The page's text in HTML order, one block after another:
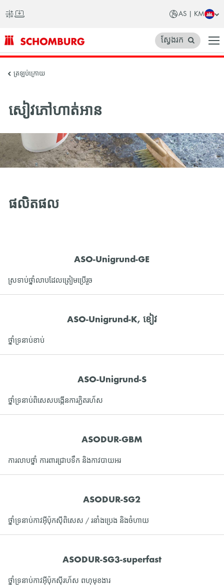
AS | KM
SCHOMBURG
អាស៊ី
ស្វែងរក
ត្រឡប់ក្រោយ
សៀវភៅហាត់អាន
ផលិតផល
ASO-Unigrund-GE
ស្រទាប់ថ្នាំលាបដែលត្រៀមប្រើរួច
ASO-Unigrund-K, ខៀវ
ថ្នាំទ្រនាប់ខាប់
ASO-Unigrund-S
ថ្នាំទ្រនាប់ពិសេសបង្កើនការភ្ជិតរហ័ស
ASODUR-GBM
ការលាបថ្នាំ ការពារជ្រាបទឹក និងកាវបាយអរ
ASODUR-SG2
ថ្នាំទ្រនាប់កាវអ៊ីប៉ុកស៊ីពិសេស / រនាំងប្រេង និងចំហាយ
ASODUR-SG3-superfast
ថ្នាំទ្រនាប់កាវអ៊ីប៉ុកស៊ីរហ័ស ពហុមុខងារ